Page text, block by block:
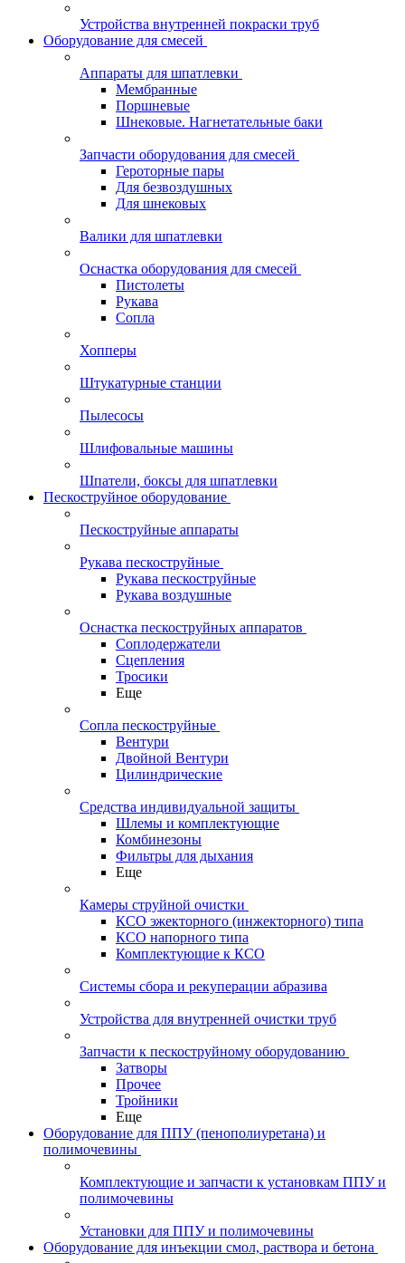
Устройства внутренней покраски труб
Оборудование для смесей
Аппараты для шпатлевки
Мембранные
Поршневые
Шнековые. Нагнетательные баки
Запчасти оборудования для смесей
Героторные пары
Для безвоздушных
Для шнековых
Валики для шпатлевки
Оснастка оборудования для смесей
Пистолеты
Рукава
Сопла
Хопперы
Штукатурные станции
Пылесосы
Шлифовальные машины
Шпатели, боксы для шпатлевки
Пескоструйное оборудование
Пескоструйные аппараты
Рукава пескоструйные
Рукава пескоструйные
Рукава воздушные
Оснастка пескоструйных аппаратов
Соплодержатели
Сцепления
Тросики
Еще
Сопла пескоструйные
Вентури
Двойной Вентури
Цилиндрические
Средства индивидуальной защиты
Шлемы и комплектующие
Комбинезоны
Фильтры для дыхания
Еще
Камеры струйной очистки
КСО эжекторного (инжекторного) типа
КСО напорного типа
Комплектующие к КСО
Системы сбора и рекуперации абразива
Устройства для внутренней очистки труб
Запчасти к пескоструйному оборудованию
Затворы
Прочее
Тройники
Еще
Оборудование для ППУ (пенополиуретана) и
полимочевины
Комплектующие и запчасти к установкам ППУ и
полимочевины
Установки для ППУ и полимочевины
Оборудование для инъекции смол, раствора и бетона